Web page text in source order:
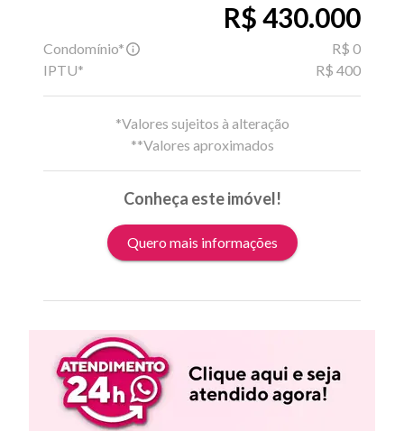
R$ 430.000
Condomínio*
R$ 0
IPTU*
R$ 400
*Valores sujeitos à alteração
**Valores aproximados
Conheça este imóvel!
Quero mais informações